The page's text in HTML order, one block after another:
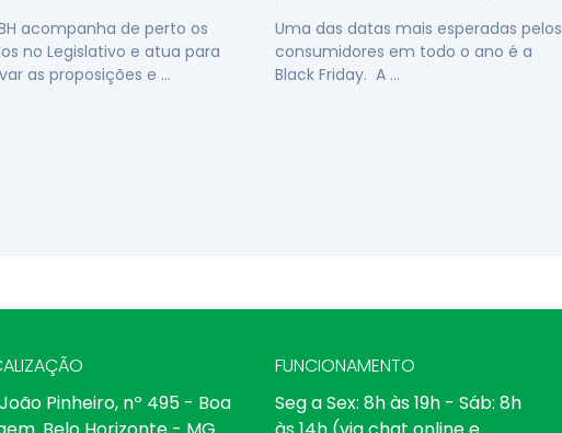
acompanha de perto os
no Legislativo e atua para
as proposições e …
Uma das datas mais esperadas pelos
consumidores em todo o ano é a
Black Friday. A …
Pinheiro, nº 495 - Boa
FUNCIONAMENTO
Seg a Sex: 8h às 19h - Sáb: 8h